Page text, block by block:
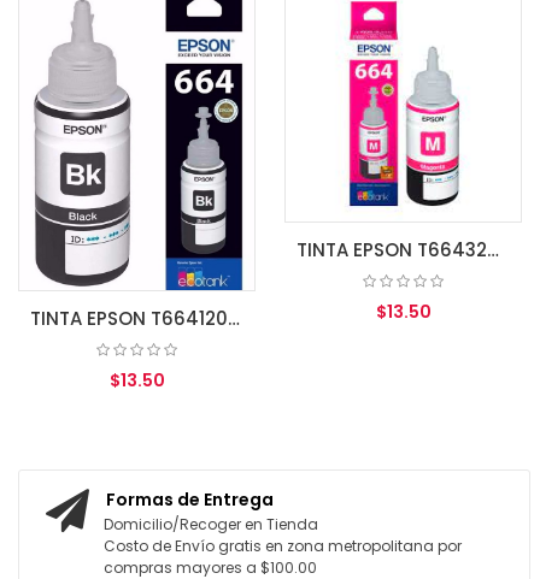
TINTA EPSON T664120 BK L110/200/210/350/355/555
$13.50
TINTA EPSON T664320 MAGENTA L110/200/210/350/355/555
$13.50
Formas de Entrega
Domicilio/Recoger en Tienda
Costo de Envío gratis en zona metropolitana por
compras mayores a $100.00